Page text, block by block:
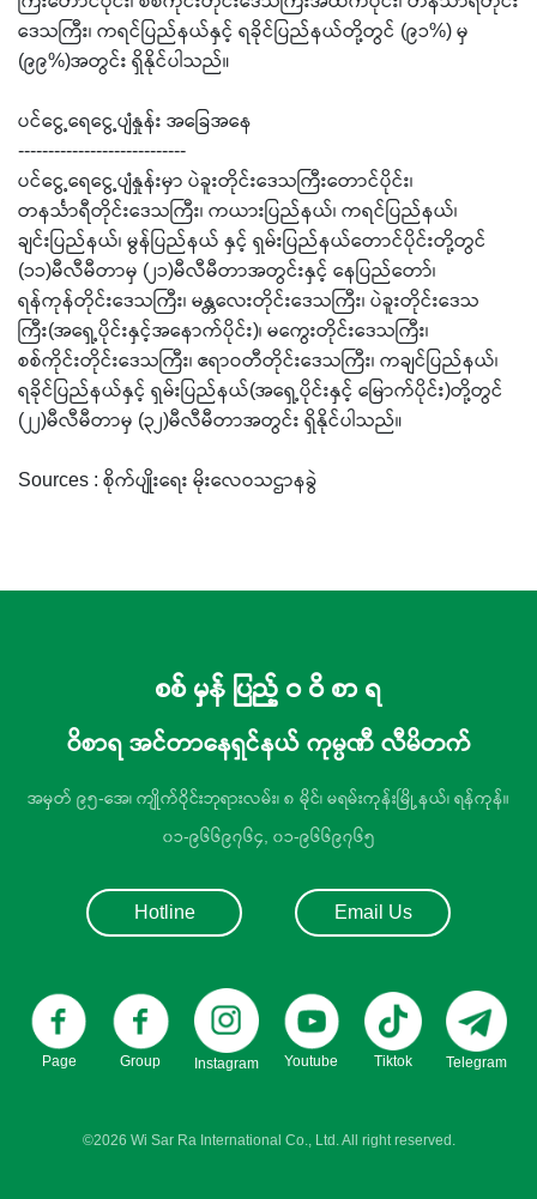
ဒေသကြီး၊ ကရင်ပြည်နယ်နှင့် ရခိုင်ပြည်နယ်တို့တွင် (၉၁%) မှ
(၉၉%)အတွင်း ရှိနိုင်ပါသည်။
ပင်ငွေ့ရေငွေ့ပျံနှုန်း အခြေအနေ
----------------------------
ပင်ငွေ့ရေငွေ့ပျံနှုန်းမှာ ပဲခူးတိုင်းဒေသကြီးတောင်ပိုင်း၊
တနင်္သာရီတိုင်းဒေသကြီး၊ ကယားပြည်နယ်၊ ကရင်ပြည်နယ်၊
ချင်းပြည်နယ်၊ မွန်ပြည်နယ် နှင့် ရှမ်းပြည်နယ်တောင်ပိုင်းတို့တွင်
(၁၁)မီလီမီတာမှ (၂၁)မီလီမီတာအတွင်းနှင့် နေပြည်တော်၊
ရန်ကုန်တိုင်းဒေသကြီး၊ မန္တလေးတိုင်းဒေသကြီး၊ ပဲခူးတိုင်းဒေသ
ကြီး(အရှေ့ပိုင်းနှင့်အနောက်ပိုင်း)၊ မကွေးတိုင်းဒေသကြီး၊
စစ်ကိုင်းတိုင်းဒေသကြီး၊ ဧရာဝတီတိုင်းဒေသကြီး၊ ကချင်ပြည်နယ်၊
ရခိုင်ပြည်နယ်နှင့် ရှမ်းပြည်နယ်(အရှေ့ပိုင်းနှင့် မြောက်ပိုင်း)တို့တွင်
(၂၂)မီလီမီတာမှ (၃၂)မီလီမီတာအတွင်း ရှိနိုင်ပါသည်။
Sources : စိုက်ပျိုးရေး မိုးလေဝသဌာနခွဲ
စစ် မှန် ပြည့် ဝ ဝိ စာ ရ
ဝိစာရ အင်တာနေရှင်နယ် ကုမ္ပဏီ လီမိတက်
အမှတ် ၉၅-အေ၊ ကျိုက်ဝိုင်းဘုရားလမ်း၊ ၈ မိုင်၊ မရမ်းကုန်းမြို့နယ်၊ ရန်ကုန်။
၀၁-၉၆၆၉၇၆၄, ၀၁-၉၆၆၉၇၆၅
Hotline Email Us
Page Group Instagram Youtube Tiktok Telegram
©2026 Wi Sar Ra International Co., Ltd. All right reserved.